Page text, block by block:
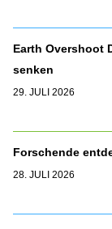
Earth Overshoot
senken
29. JULI 2026
Forschende
28. JULI 2026